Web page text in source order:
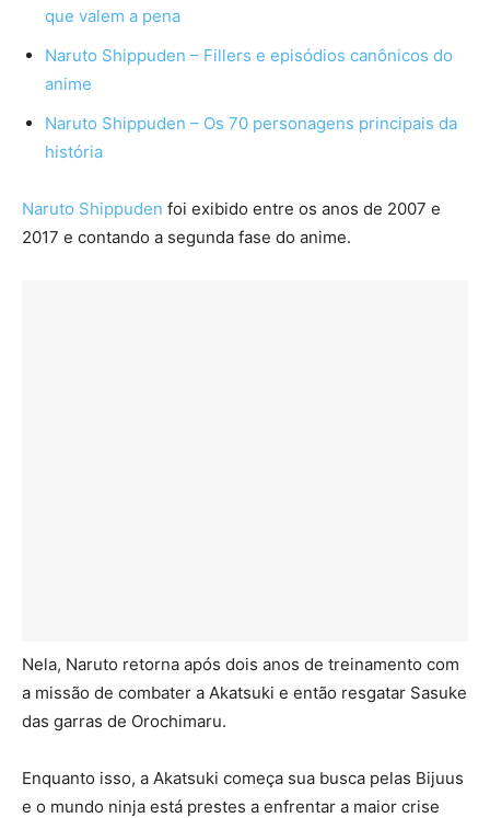
que valem a pena
Naruto Shippuden – Fillers e episódios canônicos do
anime
Naruto Shippuden – Os 70 personagens principais da
história
Naruto Shippuden foi exibido entre os anos de 2007 e
2017 e contando a segunda fase do anime.
Nela, Naruto retorna após dois anos de treinamento com
a missão de combater a Akatsuki e então resgatar Sasuke
das garras de Orochimaru.
Enquanto isso, a Akatsuki começa sua busca pelas Bijuus
e o mundo ninja está prestes a enfrentar a maior crise